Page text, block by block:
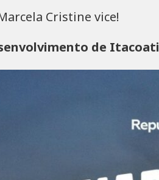
Cristine vice!
de